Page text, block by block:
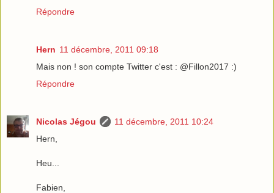
Répondre
Hern 11 décembre, 2011 09:18
Mais non ! son compte Twitter c'est : @Fillon2017 :)
Répondre
Nicolas Jégou
11 décembre, 2011 10:24
Hern,
Heu...
Fabien,